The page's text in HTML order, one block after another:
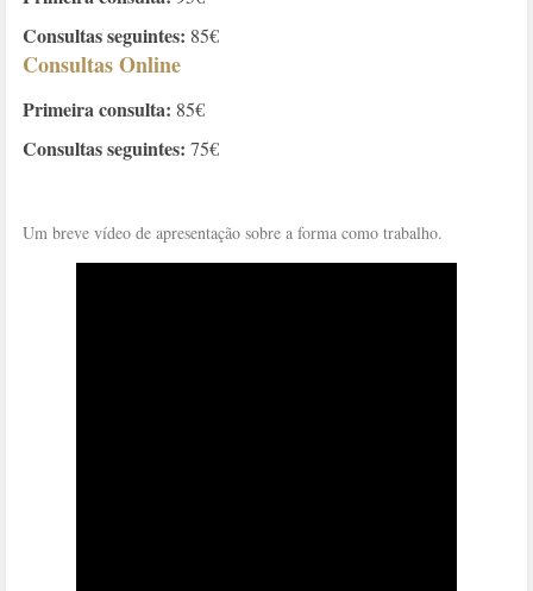
Consultas seguintes: 85€
Consultas Online
Primeira consulta: 85€
Consultas seguintes: 75€
Um breve vídeo de apresentação sobre a forma como trabalho.